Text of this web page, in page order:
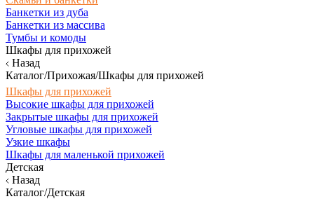
Банкетки из дуба
Банкетки из массива
Тумбы и комоды
Шкафы для прихожей
Назад
Каталог/Прихожая/Шкафы для прихожей
Шкафы для прихожей
Высокие шкафы для прихожей
Закрытые шкафы для прихожей
Угловые шкафы для прихожей
Узкие шкафы
Шкафы для маленькой прихожей
Детская
Назад
Каталог/Детская